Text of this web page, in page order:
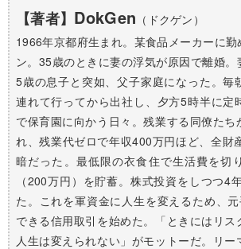
【著者】 DokGen （ドクゲン）
1966年京都府生まれ。某食品メーカーに
ン。35歳のときに妻の浮気が原因で離婚。
5歳の息子と突如、父子家庭になった。毎
連れて行ってから出社し、夕方5時半に定
で保育園に向かう日々。残業する同僚たち
れ、残業代ゼロで年収400万円ほど、全財
暗だった。最低限の衣食住で生活費を切
（200万円）を貯蓄。株式投資をしつつ4
た。これを軍資金に人生を変えるため、
できる信用取引を始めた。「ときにはリス
人生は変えられない」がモットーだ。リ